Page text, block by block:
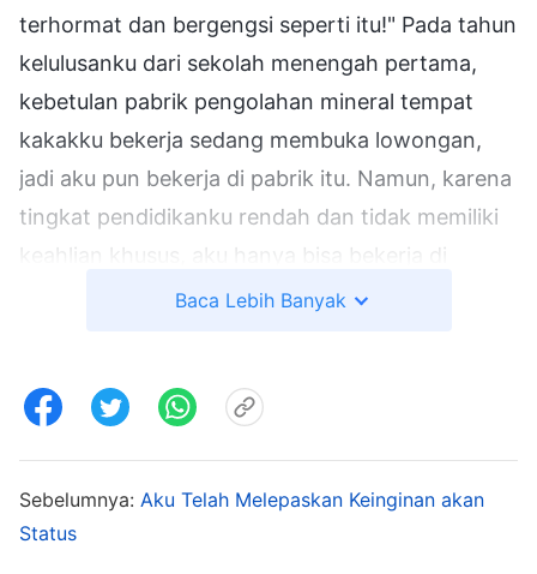
terhormat dan bergengsi seperti itu!" Pada tahun
kelulusanku dari sekolah menengah pertama,
kebetulan pabrik pengolahan mineral tempat
kakakku bekerja sedang membuka lowongan,
jadi aku pun bekerja di pabrik itu. Namun, karena
tingkat pendidikanku rendah dan tidak memiliki
keahlian khusus, aku hanya bisa bekerja di
bengkel. Suara mesin di bengkel memekakkan
pereaksi kimia naik turun tangga untuk
Aku juga harus bekerja giliran sepanjang malam,
Baca Lebih Banyak
Sebelumnya: Aku Telah Melepaskan Keinginan akan
Status